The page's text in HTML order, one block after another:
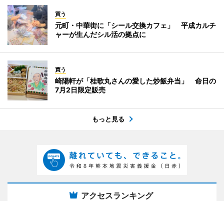
買う
元町・中華街に「シール交換カフェ」 平成カルチ
ャーが生んだシル活の拠点に
買う
崎陽軒が「桂歌丸さんの愛した炒飯弁当」 命日の
7月2日限定販売
もっと見る
アクセスランキング